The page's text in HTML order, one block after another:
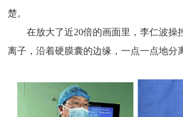
楚。
在放大了近20倍的画面里，李仁波操
离子，沿着硬膜囊的边缘，一点一点地分